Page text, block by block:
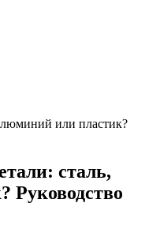
или пластик?
сталь,
Руководство